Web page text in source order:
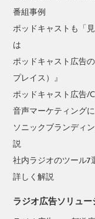
番組事例
ポッドキャストも「
は
ポッドキャスト広告
プレイス）』
ポッドキャスト広告/
音声マーケティング
ソニックブランディ
説
社内ラジオのツール7
詳しく解説
ラジオ広告ソリュー